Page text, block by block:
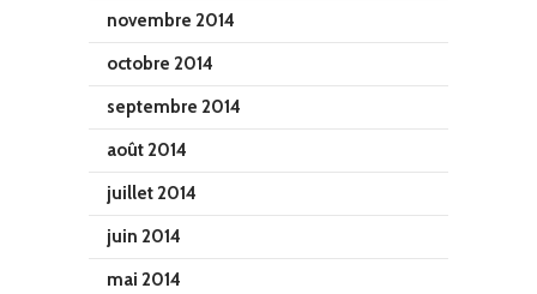
novembre 2014
octobre 2014
septembre 2014
août 2014
juillet 2014
juin 2014
mai 2014